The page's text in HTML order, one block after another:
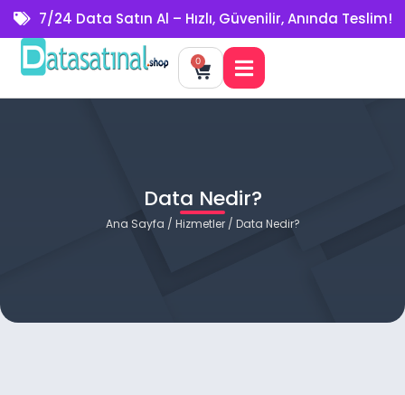
7/24 Data Satın Al – Hızlı, Güvenilir, Anında Teslim!
0
Data Nedir?
Ana Sayfa / Hizmetler/ Data Nedir?